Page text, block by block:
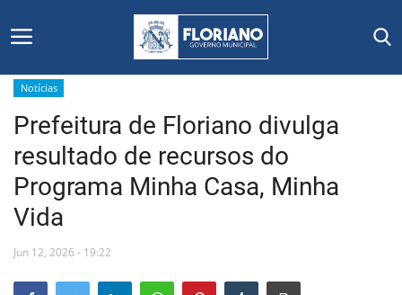
Início
Editais
Floriano
Secretarias e Órgãos
Notícias
Prefeitura de Floriano divulga
resultado de recursos do
Programa Minha Casa, Minha
Vida
Jun 12, 2026 - 19:22